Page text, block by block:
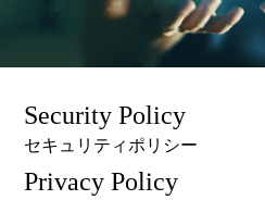
Security Policy
セキュリティポリシー
Privacy Policy